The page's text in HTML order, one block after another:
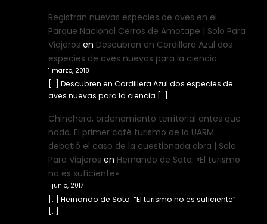
Registran nuevas especies de aves en el
Parque Nacional Cerros de Amotape | Solo Para
Viajeros en Descubren en Cordillera Azul dos
especies de aves nuevas para la ciencia
1 marzo, 2018
[…] Descubren en Cordillera Azul dos especies de
aves nuevas para la ciencia […]
Chinchero, ordenamiento territorial antes que
nada. El primer café turismo de la UARM
debatió el caso de la cuestionada obra | Solo
Para Viajeros en Hernando de Soto: «El turismo
no es suficiente»
1 junio, 2017
[…] Hernando de Soto: “El turismo no es suficiente”
[…]